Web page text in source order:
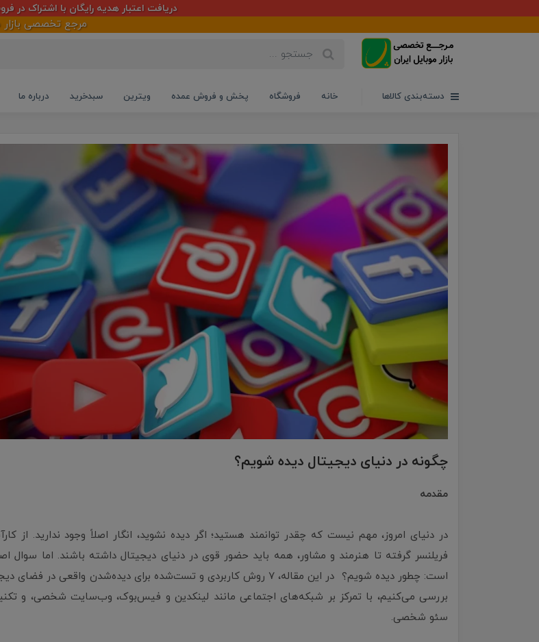
دریافت اعتبار هدیه رایگان با اشتراک در
مرجع تخصصی بازار موبایل
دسته‌بندی کالاها خانه فروشگاه پخش و فروش عمده ویترین سبدخرید درباره ما
چگونه در دنیای دیجیتال دیده شویم؟
مقدمه
در دنیای امروز، مهم نیست که چقدر توانمند هستید؛ اگر دیده نشوید، انگار اصلاً وجود ندارید. از
فریلنسر گرفته تا هنرمند و مشاور، همه باید حضور قوی در دنیای دیجیتال داشته باشند. اما سوال
است: چطور دیده شویم؟ در این مقاله، ۷ روش کاربردی و تست‌شده برای دیده‌شدن واقعی در فضای
بررسی می‌کنیم، با تمرکز بر شبکه‌های اجتماعی مانند لینکدین و فیس‌بوک، وب‌سایت شخصی، و
سئو شخصی.